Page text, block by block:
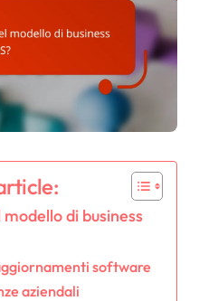
di business
software
aziendali